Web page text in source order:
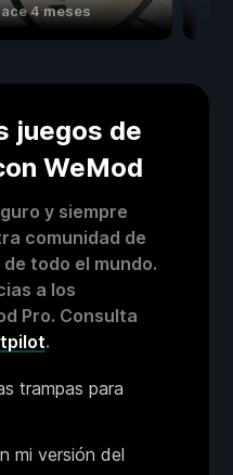
4 meses
juegos de
WeMod
y siempre
comunidad de
todo el mundo.
a los
Pro. Consulta
.
trampas para
mi versión del